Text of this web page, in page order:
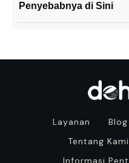
Penyebabnya di Sini
Layanan Blog
Tentang Kami
Informasi